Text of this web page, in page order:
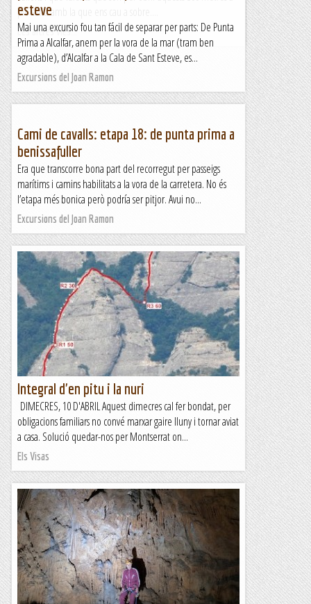
ple estiu amb la que ens cau a sobre....
Les altres vies...
esteve
Mai una excursio fou tan fácil de separar per parts: De Punta
Prima a Alcalfar, anem per la vora de la mar (tram ben
agradable), d’Alcalfar a la Cala de Sant Esteve, es...
Excursions del Joan Ramon
Cami de cavalls: etapa 18: de punta prima a
benissafuller
Era que transcorre bona part del recorregut per passeigs
marítims i camins habilitats a la vora de la carretera. No és
l’etapa més bonica però podría ser pitjor. Avui no...
Excursions del Joan Ramon
Integral d'en pitu i la nuri
DIMECRES, 10 D'ABRIL Aquest dimecres cal fer bondat, per
obligacions familiars no convé marxar gaire lluny i tornar aviat
a casa. Solució quedar-nos per Montserrat on...
Els Visas